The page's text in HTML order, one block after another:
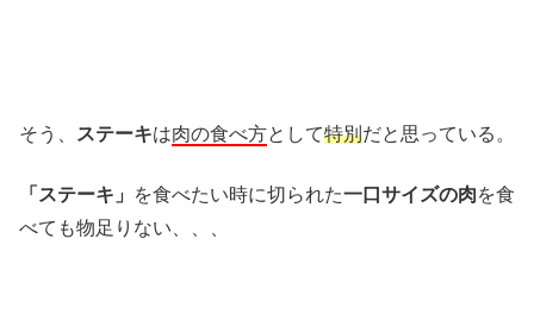
そう、 ステーキは肉の食べ方として特別だと思っている。
「ステーキ」 を食べたい時に切られた一口サイズの肉を食
べても物足りない、、、